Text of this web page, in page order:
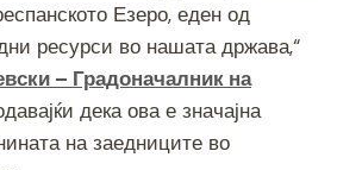
Езеро, еден од
ресурси во нашата држава,“
– Градоначалник на
дека ова е значајна
на заедниците во